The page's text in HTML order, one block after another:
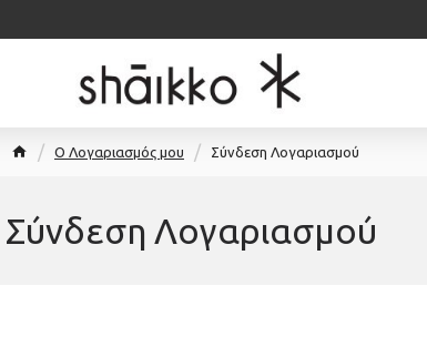
O Λογαριασμός μου Σύνδεση Λογαριασμού
Σύνδεση Λογαριασμού